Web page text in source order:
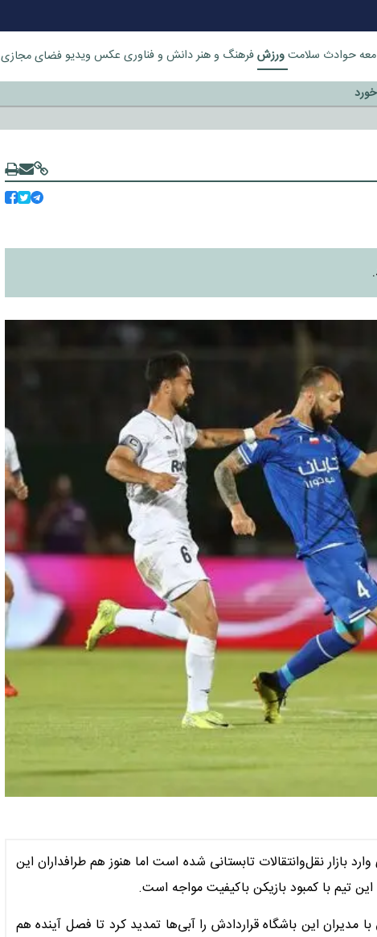
حوادث سلامتورزشفرهنگ و هنردانش و فناوری عکس ویدیوفضای مجازی
بازار نقل‌وانتقالات تابستانی شده است اما هنوز هم طرافداران این
تیم با کمبود بازیکن باکیفیت مواجه است.
مدیران این باشگاه قراردادش را آبی‌ها تمدید کرد تا فصل آینده هم